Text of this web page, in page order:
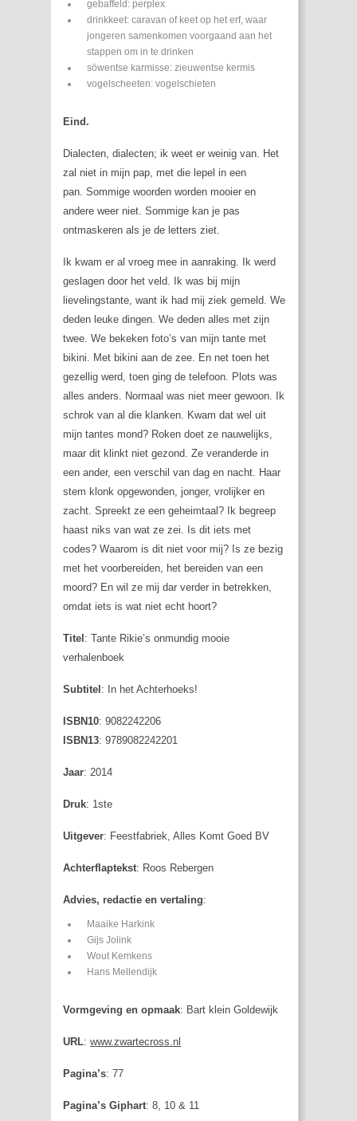
gebaffeld: perplex
drinkkeet: caravan of keet op het erf, waar
jongeren samenkomen voorgaand aan het
stappen om in te drinken
söwentse karmisse: zieuwentse kermis
vogelscheeten: vogelschieten
Eind.
Dialecten, dialecten; ik weet er weinig van. Het
zal niet in mijn pap, met die lepel in een
pan. Sommige woorden worden mooier en
andere weer niet. Sommige kan je pas
ontmaskeren als je de letters ziet.
Ik kwam er al vroeg mee in aanraking. Ik werd
geslagen door het veld. Ik was bij mijn
lievelingstante, want ik had mij ziek gemeld. We
deden leuke dingen. We deden alles met zijn
twee. We bekeken foto’s van mijn tante met
bikini. Met bikini aan de zee. En net toen het
gezellig werd, toen ging de telefoon. Plots was
alles anders. Normaal was niet meer gewoon. Ik
schrok van al die klanken. Kwam dat wel uit
mijn tantes mond? Roken doet ze nauwelijks,
maar dit klinkt niet gezond. Ze veranderde in
een ander, een verschil van dag en nacht. Haar
stem klonk opgewonden, jonger, vrolijker en
zacht. Spreekt ze een geheimtaal? Ik begreep
haast niks van wat ze zei. Is dit iets met
codes? Waarom is dit niet voor mij? Is ze bezig
met het voorbereiden, het bereiden van een
moord? En wil ze mij dar verder in betrekken,
omdat iets is wat niet echt hoort?
Titel : Tante Rikie’s onmundig mooie
verhalenboek
Subtitel : In het Achterhoeks!
ISBN10: 9082242206
ISBN13: 9789082242201
Jaar: 2014
Druk: 1ste
Uitgever: Feestfabriek, Alles Komt Goed BV
Achterflaptekst: Roos Rebergen
Advies, redactie en vertaling:
Maaike Harkink
Gijs Jolink
Wout Kemkens
Hans Mellendijk
Vormgeving en opmaak: Bart klein Goldewijk
URL: www.zwartecross.nl
Pagina’s: 77
Pagina’s Giphart: 8, 10 & 11